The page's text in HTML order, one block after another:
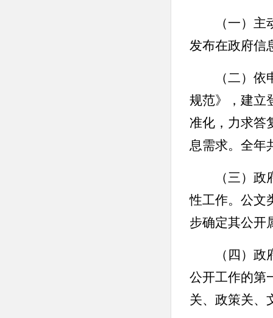
（一） 主
发布在政府信
（二）
规范》，建立
准化，力求答
息需求。全年
（三）
性工作。公文
步确定其公开
（四）
公开工作的第
关、政策关、